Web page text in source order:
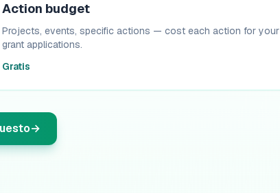
Action budget
Projects, events, specific actions — cost each action for your
grant applications.
Gratis
→